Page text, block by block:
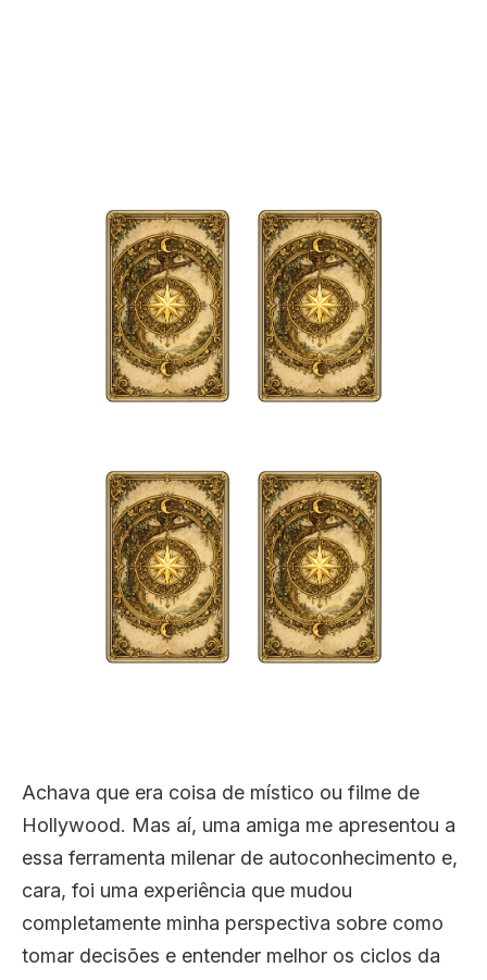
Achava que era coisa de místico ou filme de
Hollywood. Mas aí, uma amiga me apresentou a
essa ferramenta milenar de autoconhecimento e,
cara, foi uma experiência que mudou
completamente minha perspectiva sobre como
tomar decisões e entender melhor os ciclos da